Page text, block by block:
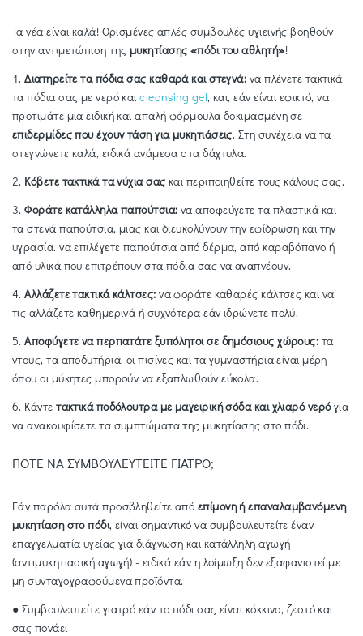
Τα νέα είναι καλά! Ορισμένες απλές συμβουλές υγιεινής βοηθούν
στην αντιμετώπιση της μυκητίασης «πόδι του αθλητή»!
1.Διατηρείτε τα πόδια σας καθαρά και στεγνά: να πλένετε τακτικά
τα πόδια σας με νερό καιcleansing gel, και, εάν είναι εφικτό, να
προτιμάτε μια ειδική και απαλή φόρμουλα δοκιμασμένη σε
επιδερμίδες που έχουν τάση για μυκητιάσεις. Στη συνέχεια να τα
στεγνώνετε καλά, ειδικά ανάμεσα στα δάχτυλα.
2. Κόβετε τακτικά τα νύχια σας και περιποιηθείτε τους κάλους σας.
3.Φοράτε κατάλληλα παπούτσια: να αποφεύγετε τα πλαστικά και
τα στενά παπούτσια, μιας και διευκολύνουν την εφίδρωση και την
υγρασία. να επιλέγετε παπούτσια από δέρμα, από καραβόπανο ή
από υλικά που επιτρέπουν στα πόδια σας να αναπνέουν.
4.Αλλάζετε τακτικά κάλτσες: να φοράτε καθαρές κάλτσες και να
τις αλλάζετε καθημερινά ή συχνότερα εάν ιδρώνετε πολύ.
5.Αποφύγετε να περπατάτε ξυπόλητοι σε δημόσιους χώρους: τα
ντους, τα αποδυτήρια, οι πισίνες και τα γυμναστήρια είναι μέρη
όπου οι μύκητες μπορούν να εξαπλωθούν εύκολα.
6. Κάντε τακτικά ποδόλουτρα με μαγειρική σόδα και χλιαρό νερόγια
να ανακουφίσετε τα συμπτώματα της μυκητίασης στο πόδι.
ΠΟΤΕ ΝΑ ΣΥΜΒΟΥΛΕΥΤΕΙΤΕ ΓΙΑΤΡΟ;
Εάν παρόλα αυτά προσβληθείτε από επίμονη ή επαναλαμβανόμενη
μυκητίαση στο πόδι, είναι σημαντικό να συμβουλευτείτε έναν
επαγγελματία υγείας για διάγνωση και κατάλληλη αγωγή
(αντιμυκητιασική αγωγή) - ειδικά εάν η λοίμωξη δεν εξαφανιστεί με
μη συνταγογραφούμενα προϊόντα.
● Συμβουλευτείτε γιατρό εάν το πόδι σας είναι κόκκινο, ζεστό και
σας πονάει